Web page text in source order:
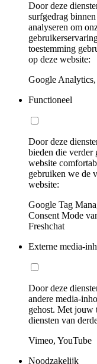
Door deze
surfgedrag
analyseren om
toestemming
op deze website:
Google
Functioneel
Door deze
bieden die verder
website
gebruiken we de
website:
Google Tag
Consent Mode
Freshchat
Externe media-
Door deze
andere media-
gehost. Met jouw
diensten van
Vimeo, YouTube
Noodzakelijk